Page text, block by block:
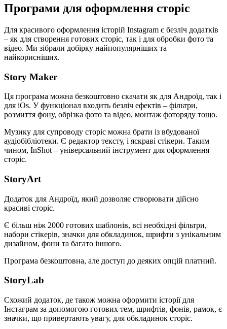
Програми для оформлення сторіс
Для красивого оформлення історій Instagram є безліч додатків
– як для створення готових сторіс, так і для обробки фото та
відео. Ми зібрали добірку найпопулярніших та
найкорисніших.
Story Maker
Ця програма можна безкоштовно скачати як для Андроїд, так і
для iOs. У функціонал входить безліч ефектів – фільтри,
розмиття фону, обрізка фото та відео, монтаж фоторяду тощо.
Музику для супроводу сторіс можна брати із вбудованої
аудіобібліотеки. Є редактор тексту, і яскраві стікери. Таким
чином, InShot – універсальний інструмент для оформлення
сторіс.
StoryArt
Додаток для Андроїд, який дозволяє створювати дійсно
красиві сторіс.
Є більш ніж 2000 готових шаблонів, всі необхідні фільтри,
набори стікерів, значки для обкладинок, шрифти з унікальним
дизайном, фони та багато іншого.
Програма безкоштовна, але доступ до деяких опцій платний.
StoryLab
Схожий додаток, де також можна оформити історії для
Інстаграм за допомогою готових тем, шрифтів, фонів, рамок, є
значки, що привертають увагу, для обкладинок сторіс.